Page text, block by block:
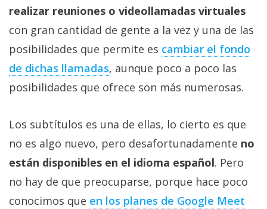
Foros
Contacto
/
Sobre
nosotros
Publicidad
/
Cambiar
opciones
de
privacidad
realizar reuniones o videollamadas virtuales
con gran cantidad de gente a la vez y una de las
posibilidades que permite es cambiar el fondo
de dichas llamadas, aunque poco a poco las
posibilidades que ofrece son más numerosas.
Los subtítulos es una de ellas, lo cierto es que
no es algo nuevo, pero desafortunadamente no
están disponibles en el idioma español. Pero
no hay de que preocuparse, porque hace poco
conocimos que en los planes de Google Meet